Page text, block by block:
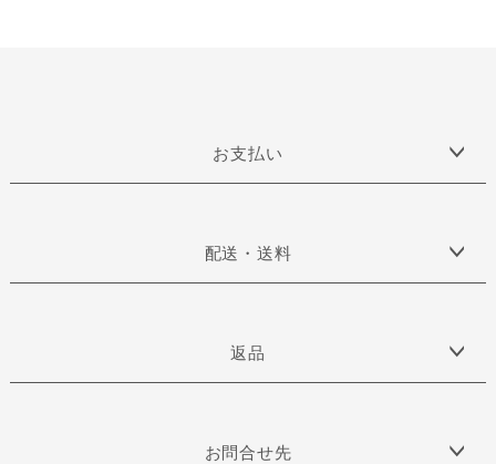
お支払い
配送・送料
返品
お問合せ先